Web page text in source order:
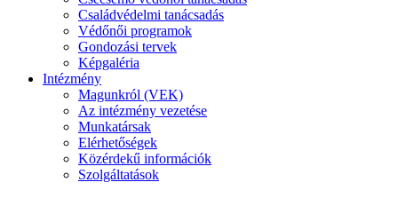
Családvédelmi tanácsadás
Védőnői programok
Gondozási tervek
Képgaléria
Intézmény
Magunkról (VEK)
Az intézmény vezetése
Munkatársak
Elérhetőségek
Közérdekű információk
Szolgáltatások